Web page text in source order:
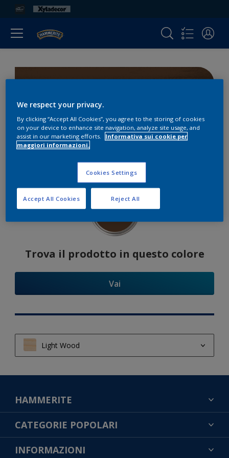
2 Mani
Trova il prodotto in questo colore
Vai
Light Wood
Dark Wood
HAMMERITE
TROVA UN COLORE
CONTATTACI
MAPPA DEL SITO
CATEGORIE POPOLARI
NOTE LEGALI
INFORMAZIONI
We respect your privacy.
By clicking “Accept All Cookies”, you agree to the storing of cookies
on your device to enhance site navigation, analyze site usage, and
assist in our marketing efforts.
Informativa sui cookie per
maggiori informazioni.
Cookies Settings
Reject All
Accept All Cookies